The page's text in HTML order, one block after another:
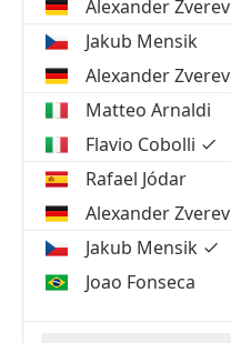
Alexander Zverev
Jakub Mensik
Alexander Zverev
Matteo Arnaldi
Flavio Cobolli
Rafael Jódar
Alexander Zverev
Jakub Mensik
Joao Fonseca